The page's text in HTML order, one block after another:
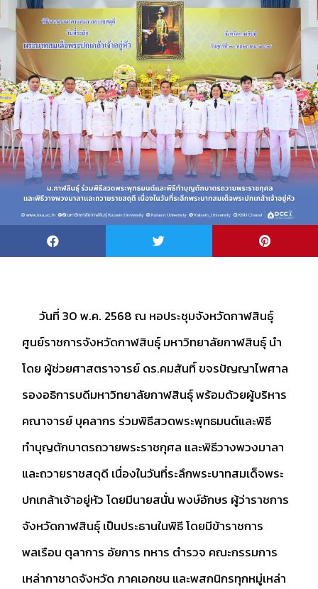
วันที่ 30 พ.ค. 2568 ณ หอประชุมจังหวัดกาฬสินธุ์
ศูนย์ราชการจังหวัดกาฬสินธุ์ มหาวิทยาลัยกาฬสินธุ์ นำ
โดย ผู้ช่วยศาสตราจารย์ ดร.คมสันทิ์ ขจรปัญญาไพศาล
รองอธิการบดีมหาวิทยาลัยกาฬสินธุ์ พร้อมด้วยผู้บริหาร
คณาจารย์ บุคลากร ร่วมพิธีสวดพระพุทธมนต์และพิธี
ทำบุญตักบาตรถวายพระราชกุศล และพิธีวางพวงมาลา
และถวายราชสดุดี เนื่องในวันที่ระลึกพระบาทสมเด็จพระ
ปกเกล้าเจ้าอยู่หัว โดยมีนายสนั่น พงษ์อักษร ผู้ว่าราชการ
จังหวัดกาฬสินธุ์ เป็นประธานในพิธี โดยมีข้าราชการ
พลเรือน ตุลาการ อัยการ ทหาร ตำรวจ คณะกรรมการ
เหล่ากาชาดจังหวัด ภาคเอกชน และพสกนิกรทุกหมู่เหล่า